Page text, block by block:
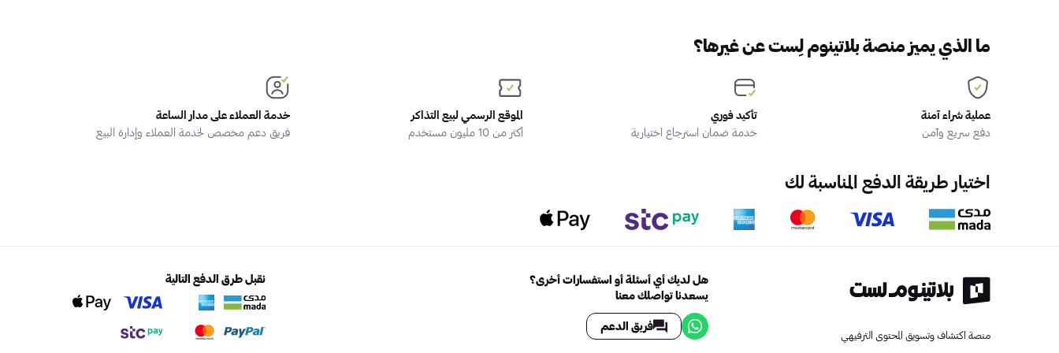
ما الذي يميز منصة بلاتينوم لِست عن غيرها؟
عملية شراء آمنة
دفع سريع وآمن
تأكيد فوري
خدمة ضمان استرجاع اختيارية
الموقع الرسمي لبيع التذاكر
أكثر من 10 مليون مستخدم
خدمة العملاء على مدار الساعة
فريق دعم مخصص لخدمة العملاء وإدارة البيع
اختيار طريقة الدفع المناسبة لك
منصة اكتشاف وتسويق المحتوى الترفيهي
هل لديك أي أسئلة أو استفسارات أخرى؟
يسعدنا تواصلك معنا
فريق الدعم
نقبل طرق الدفع التالية